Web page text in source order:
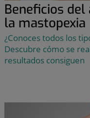
Beneficios
la mastopexia
¿Conoces todos los
Descubre cómo se
resultados consiguen